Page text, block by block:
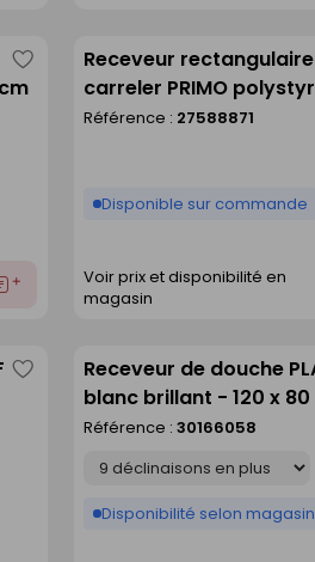
Enregistrer
comme
Receveur
carreler PRIMO
extrudé centré haut.4cm
Référence : 27588871
Disponible sur commande
Voir prix et disponibilité en
magasin
Enregistrer
comme
Receveur de douche
blanc brillant - 120 x
Référence : 30166058
Disponibilité selon magasin